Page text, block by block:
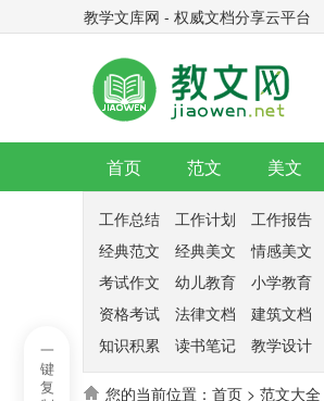
教学文库网 - 权威文档分享云平台
首页 范文 美文
工作总结 工作计划 工作报告
经典范文
经典美文 情感美文
考试作文
幼儿教育 小学教育
资格考试
法律文档 建筑文档
知识积累
读书笔记 教学设计
您的当前位置： 首页 > 范文大全
一
键
复